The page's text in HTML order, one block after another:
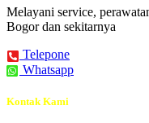
Melayani service,
Bogor dan sekitarnya
Telepone
Whatsapp
Kontak Kami